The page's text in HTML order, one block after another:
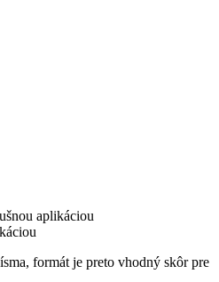
aplikáciou
formát je preto vhodný skôr pre